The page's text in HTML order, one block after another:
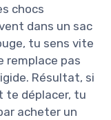
chocs
dans un sac
tu sens vite
remplace pas
Résultat, si
te déplacer, tu
acheter un